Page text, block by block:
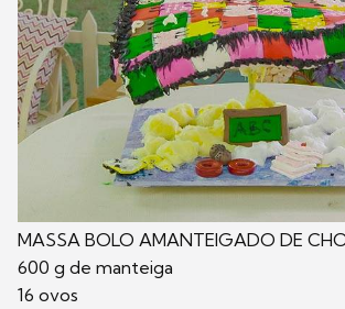
MASSA BOLO AMANTEIGADO DE
600 g de manteiga
16 ovos